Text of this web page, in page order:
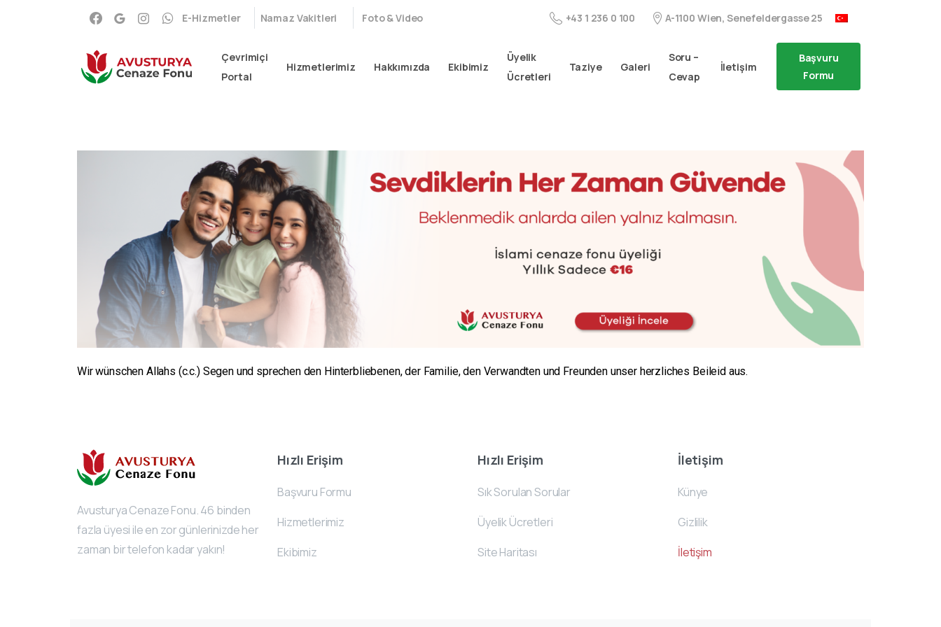
E-Hizmetler Namaz Vakitleri Foto & Video +43 1 236 0 100 A-1100 Wien, Senefeldergasse 25
Çevrimiçi
Portal
Hizmetlerimiz Hakkımızda Ekibimiz
Üyelik
Ücretleri
Taziye Galeri
Soru –
Cevap
İletişim
Başvuru
Formu
Wir wünschen Allahs (c.c.) Segen und sprechen den Hinterbliebenen, der Familie, den Verwandten und Freunden unser herzliches Beileid aus.
Avusturya Cenaze Fonu. 46 binden
fazla üyesi ile en zor günlerinizde her
zaman bir telefon kadar yakın!
Hızlı Erişim
Başvuru Formu
Hizmetlerimiz
Ekibimiz
Hızlı Erişim
Sık Sorulan Sorular
Üyelik Ücretleri
Site Haritası
İletişim
Künye
Gizlilik
İletişim